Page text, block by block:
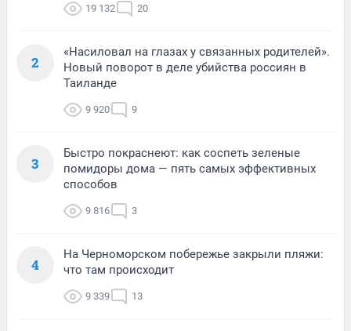
19 132 20
2
«Насиловал на глазах у связанных родителей».
Новый поворот в деле убийства россиян в
Таиланде
9 920 9
3
Быстро покраснеют: как соспеть зеленые
помидоры дома — пять самых эффективных
способов
9 816 3
4
На Черноморском побережье закрыли пляжи:
что там происходит
9 339 13